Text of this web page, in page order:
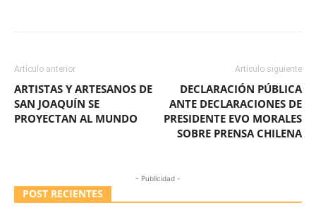
Artículo anterior
ARTISTAS Y ARTESANOS DE
SAN JOAQUÍN SE
PROYECTAN AL MUNDO
Artículo siguiente
DECLARACIÓN PÚBLICA
ANTE DECLARACIONES DE
PRESIDENTE EVO MORALES
SOBRE PRENSA CHILENA
- Publicidad -
POST RECIENTES